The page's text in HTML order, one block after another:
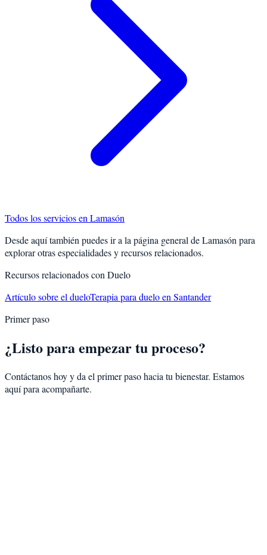
Todos los servicios en Lamasón
Desde aquí también puedes ir a la página general deLamasón para
explorar otras especialidades y recursos relacionados.
Recursos relacionados con Duelo
Artículo sobre el dueloTerapia para duelo en Santander
Primer paso
¿Listo para empezar tu proceso?
Contáctanos hoy y da el primer paso hacia tu bienestar. Estamos
aquí para acompañarte.